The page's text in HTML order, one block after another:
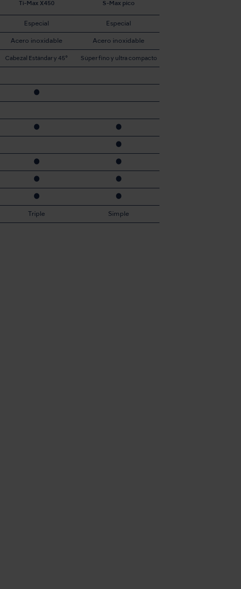
Ti-Max X450
Especial
Acero inoxidable
Cabezal Estándar y 45°
●
●
●
●
●
Triple
S-Max pico
Especial
Acero inoxidable
Súper fino y ultra compacto
●
●
●
●
●
Simple